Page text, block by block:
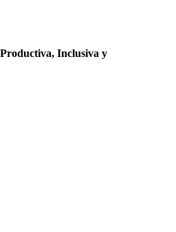
Inclusiva y